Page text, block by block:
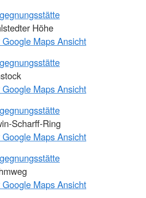
Höhe
Maps Ansicht
Maps Ansicht
Scharff-Ring
Maps Ansicht
Maps Ansicht